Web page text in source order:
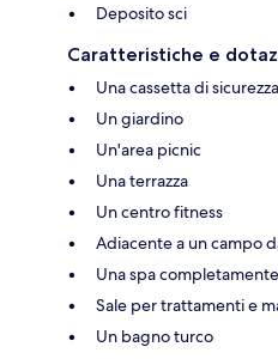
Deposito sci
Caratteristiche e
Una cassetta di
Un giardino
Un'area picnic
Una terrazza
Un centro fitness
Adiacente a un campo
Una spa
Sale per trattamenti e
Un bagno turco